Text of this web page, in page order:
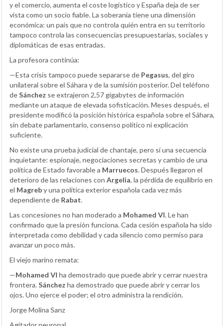
y el comercio, aumenta el coste logístico y España deja de ser
vista como un socio fiable. La soberanía tiene una dimensión
económica: un país que no controla quién entra en su territorio
tampoco controla las consecuencias presupuestarias, sociales y
diplomáticas de esas entradas.
La profesora continúa:
—Esta crisis tampoco puede separarse de Pegasus, del giro
unilateral sobre el Sáhara y de la sumisión posterior. Del teléfono
deSánchez se extrajeron 2,57 gigabytes de información
mediante un ataque de elevada sofisticación. Meses después, el
presidente modificó la posición histórica española sobre el Sáhara,
sin debate parlamentario, consenso político ni explicación
suficiente.
No existe una prueba judicial de chantaje, pero sí una secuencia
inquietante: espionaje, negociaciones secretas y cambio de una
política de Estado favorable a Marruecos. Después llegaron el
deterioro de las relaciones con Argelia, la pérdida de equilibrio en
el Magreby una política exterior española cada vez más
dependiente de Rabat.
Las concesiones no han moderado a Mohamed VI. Le han
confirmado que la presión funciona. Cada cesión española ha sido
interpretada como debilidad y cada silencio como permiso para
avanzar un poco más.
El viejo marino remata:
—Mohamed VI ha demostrado que puede abrir y cerrar nuestra
frontera.Sánchez ha demostrado que puede abrir y cerrar los
ojos. Uno ejerce el poder; el otro administra la rendición.
Jorge Molina Sanz